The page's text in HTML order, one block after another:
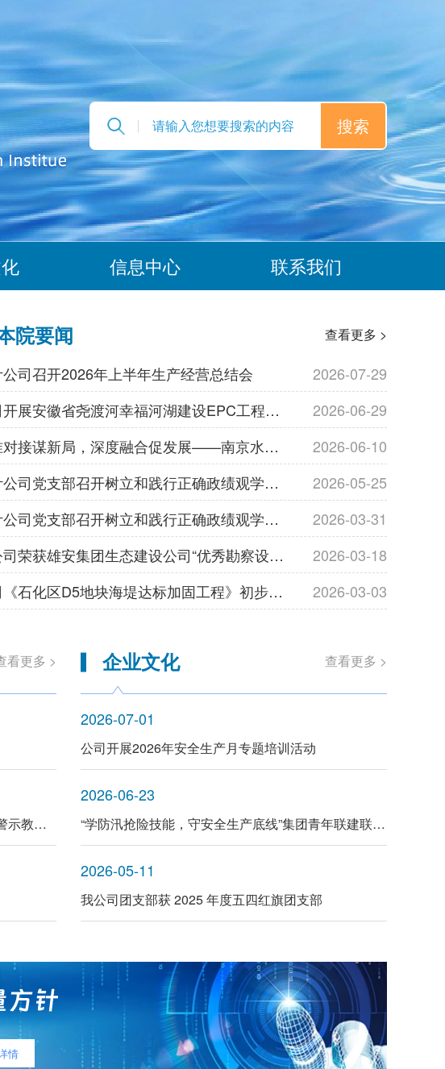
信息中心 联系我们
司召开2026年上半年生产经营总结会 发布时间：2026-07-
院要闻 查看更多 >
司召开2026年上半年生产经营总结会
2026-07-29
公司开展安徽省尧渡河幸福河湖建设EPC工程总承包项目安全生产检查工作
2026-06-29
精准对接谋新局，深度融合促发展——南京水科院瑞迪科技集团设计公司柯敏勇总经理率队赴广东开展专项调研
2026-06-10
设计公司党支部召开树立和践行正确政绩观学习教育专题学习会
2026-05-25
设计公司党支部召开树立和践行正确政绩观学习教育部署会
2026-03-31
我公司荣获雄安集团生态建设公司“优秀勘察设计单位”称号
2026-03-18
我司《石化区D5地块海堤达标加固工程》初步设计顺利通过专家组审查
2026-03-03
看更多 >
水利部召开树立和践行正确政绩观学习教育警示教育会 李国英讲“树立和践行正确政绩观”专题党课
企业文化 查看更多 >
2026-07-01
公司开展2026年安全生产月专题培训活动
2026-06-23
“学防汛抢险技能，守安全生产底线”集团青年联建联学参观江苏省防汛防旱抢险中心
2026-05-11
我公司团支部获 2025 年度五四红旗团支部
情